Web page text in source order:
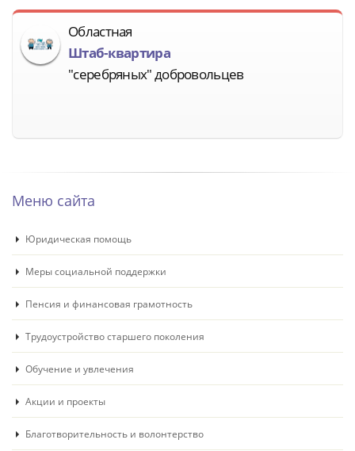
Областная
Штаб-квартира
"серебряных" добровольцев
Меню сайта
Юридическая помощь
Меры социальной поддержки
Пенсия и финансовая грамотность
Трудоустройство старшего поколения
Обучение и увлечения
Акции и проекты
Благотворительность и волонтерство